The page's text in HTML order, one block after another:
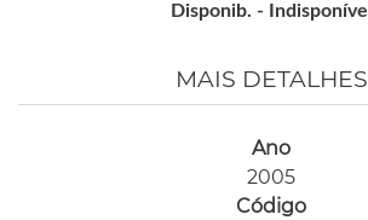
Disponib. -
Indisponível
MAIS DETALHES
Ano
2005
Código